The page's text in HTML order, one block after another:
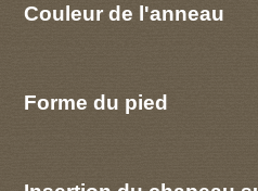
Couleur de l'anneau
Forme du pied